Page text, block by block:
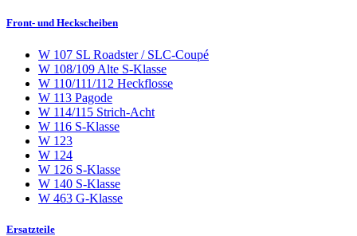
Front- und Heckscheiben
W 107 SL Roadster / SLC-Coupé
W 108/109 Alte S-Klasse
W 110/111/112 Heckflosse
W 113 Pagode
W 114/115 Strich-Acht
W 116 S-Klasse
W 123
W 124
W 126 S-Klasse
W 140 S-Klasse
W 463 G-Klasse
Ersatzteile